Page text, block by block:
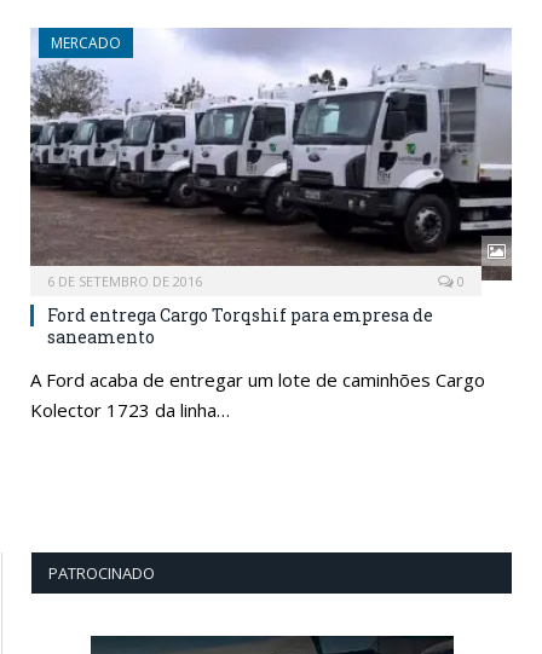
MERCADO
6 DE SETEMBRO DE 2016 0
Ford entrega Cargo Torqshif para empresa de
saneamento
A Ford acaba de entregar um lote de caminhões Cargo
Kolector 1723 da linha…
PATROCINADO